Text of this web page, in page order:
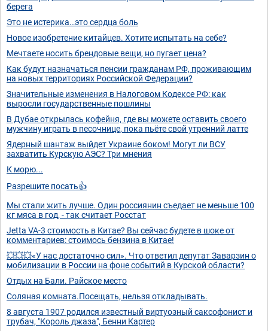
берега
Это не истерика…это сердца боль
Новое изобретение китайцев. Хотите испытать на себе?
Мечтаете носить брендовые вещи, но пугает цена?
Как будут назначаться пенсии гражданам РФ, проживающим
на новых территориях Российской Федерации?
Значительные изменения в Налоговом Кодексе РФ: как
выросли государственные пошлины
В Дубае открылась кофейня, где вы можете оставить своего
мужчину играть в песочнице, пока пьёте свой утренний латте
Ядерный шантаж выйдет Украине боком! Могут ли ВСУ
захватить Курскую АЭС? Три мнения
К морю...
Разрешите посать👍
Мы стали жить лучше. Один россиянин съедает не меньше 100
кг мяса в год, - так считает Росстат
Jetta VA-3 стоимость в Китае? Вы сейчас будете в шоке от
комментариев: стоимось бензина в Китае!
💥💥💥«У нас достаточно сил». Что ответил депутат Заварзин о
мобилизации в России на фоне событий в Курской области?
Отдых на Бали. Райское место
Соляная комната.Посещать, нельзя откладывать.
8 августа 1907 родился известный виртуозный саксофонист и
трубач, "Король джаза", Бенни Картер